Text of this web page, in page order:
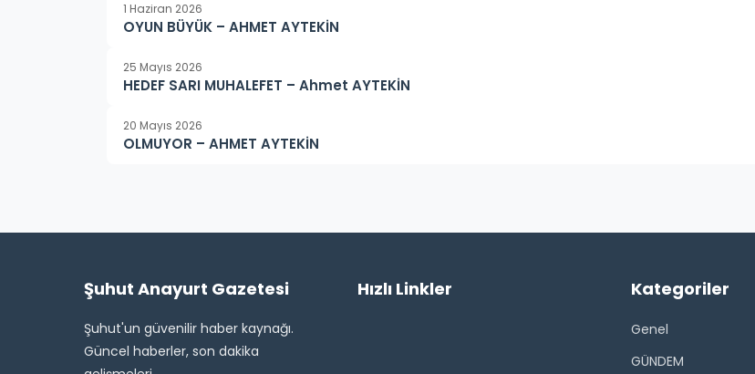
1 Haziran 2026
OYUN BÜYÜK – AHMET AYTEKİN
25 Mayıs 2026
HEDEF SARI MUHALEFET – Ahmet AYTEKİN
20 Mayıs 2026
OLMUYOR – AHMET AYTEKİN
Şuhut Anayurt Gazetesi
Şuhut'un güvenilir haber kaynağı.
Güncel haberler, son dakika
Hızlı Linkler Kategoriler
Genel
GÜNDEM